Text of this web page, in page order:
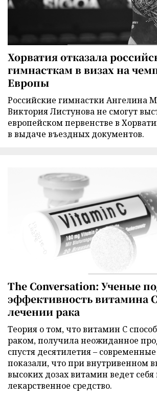
Хорватия отказала
гимнасткам в визах на
Европы
Российские гимнастки Ангелина
Виктория Листунова не смогут
европейском первенстве в
в выдаче въездных документов.
The Conversation: Ученые
эффективность витамина
лечении рака
Теория о том, что витамин C
раком, получила неожиданное
спустя десятилетия –
показали, что при внутривенном
высоких дозах витамин ведет себя
лекарственное средство.